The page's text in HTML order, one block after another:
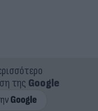
της Google